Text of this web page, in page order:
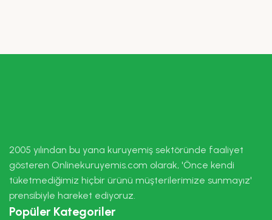
2005 yılından bu yana kuruyemiş sektöründe faaliyet
gösteren Onlinekuruyemis.com olarak, 'Önce kendi
tüketmediğimiz hiçbir ürünü müşterilerimize sunmayız'
prensibiyle hareket ediyoruz.
Popüler Kategoriler